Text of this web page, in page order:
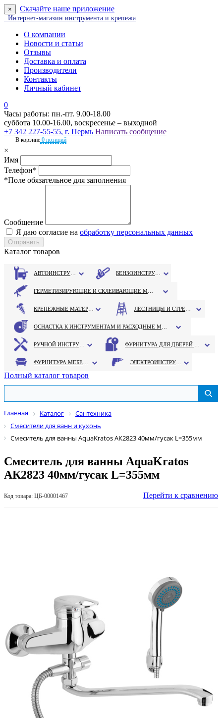
× Скачайте наше приложение
Интернет-магазин инструмента и крепежа
О компании
Новости и статьи
Отзывы
Доставка и оплата
Производители
Контакты
Личный кабинет
0
Часы работы: пн.-пт. 9.00-18.00
суббота 10.00-16.00, воскресенье – выходной
+7 342 227-55-55, г. Пермь Написать сообщение
В корзине 0 позиций
×
Имя
Телефон*
*Поле обязательное для заполнения
Сообщение
Я даю согласие на обработку персональных данных
Каталог товаров
Полный каталог товаров
Главная Каталог
Сантехника
Смесители для ванн и кухонь
Смеситель для ванны AquaKratos АК2823 40мм/гусак L=355мм
Смеситель для ванны AquaKratos
АК2823 40мм/гусак L=355мм
Код товара: ЦБ-00001467 Перейти к сравнению